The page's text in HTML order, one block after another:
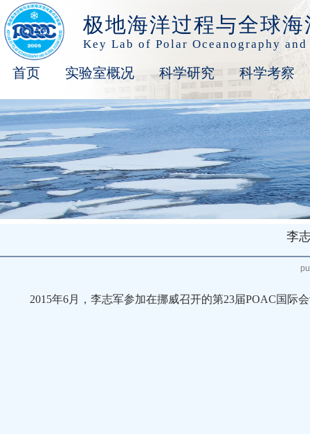
极地海洋过程与全球
Key Lab of Polar Oceanography
首页 实验室概况 科学研究 科学考察
李
2015年6月，李志军参加在挪威召开的第23届POAC国际